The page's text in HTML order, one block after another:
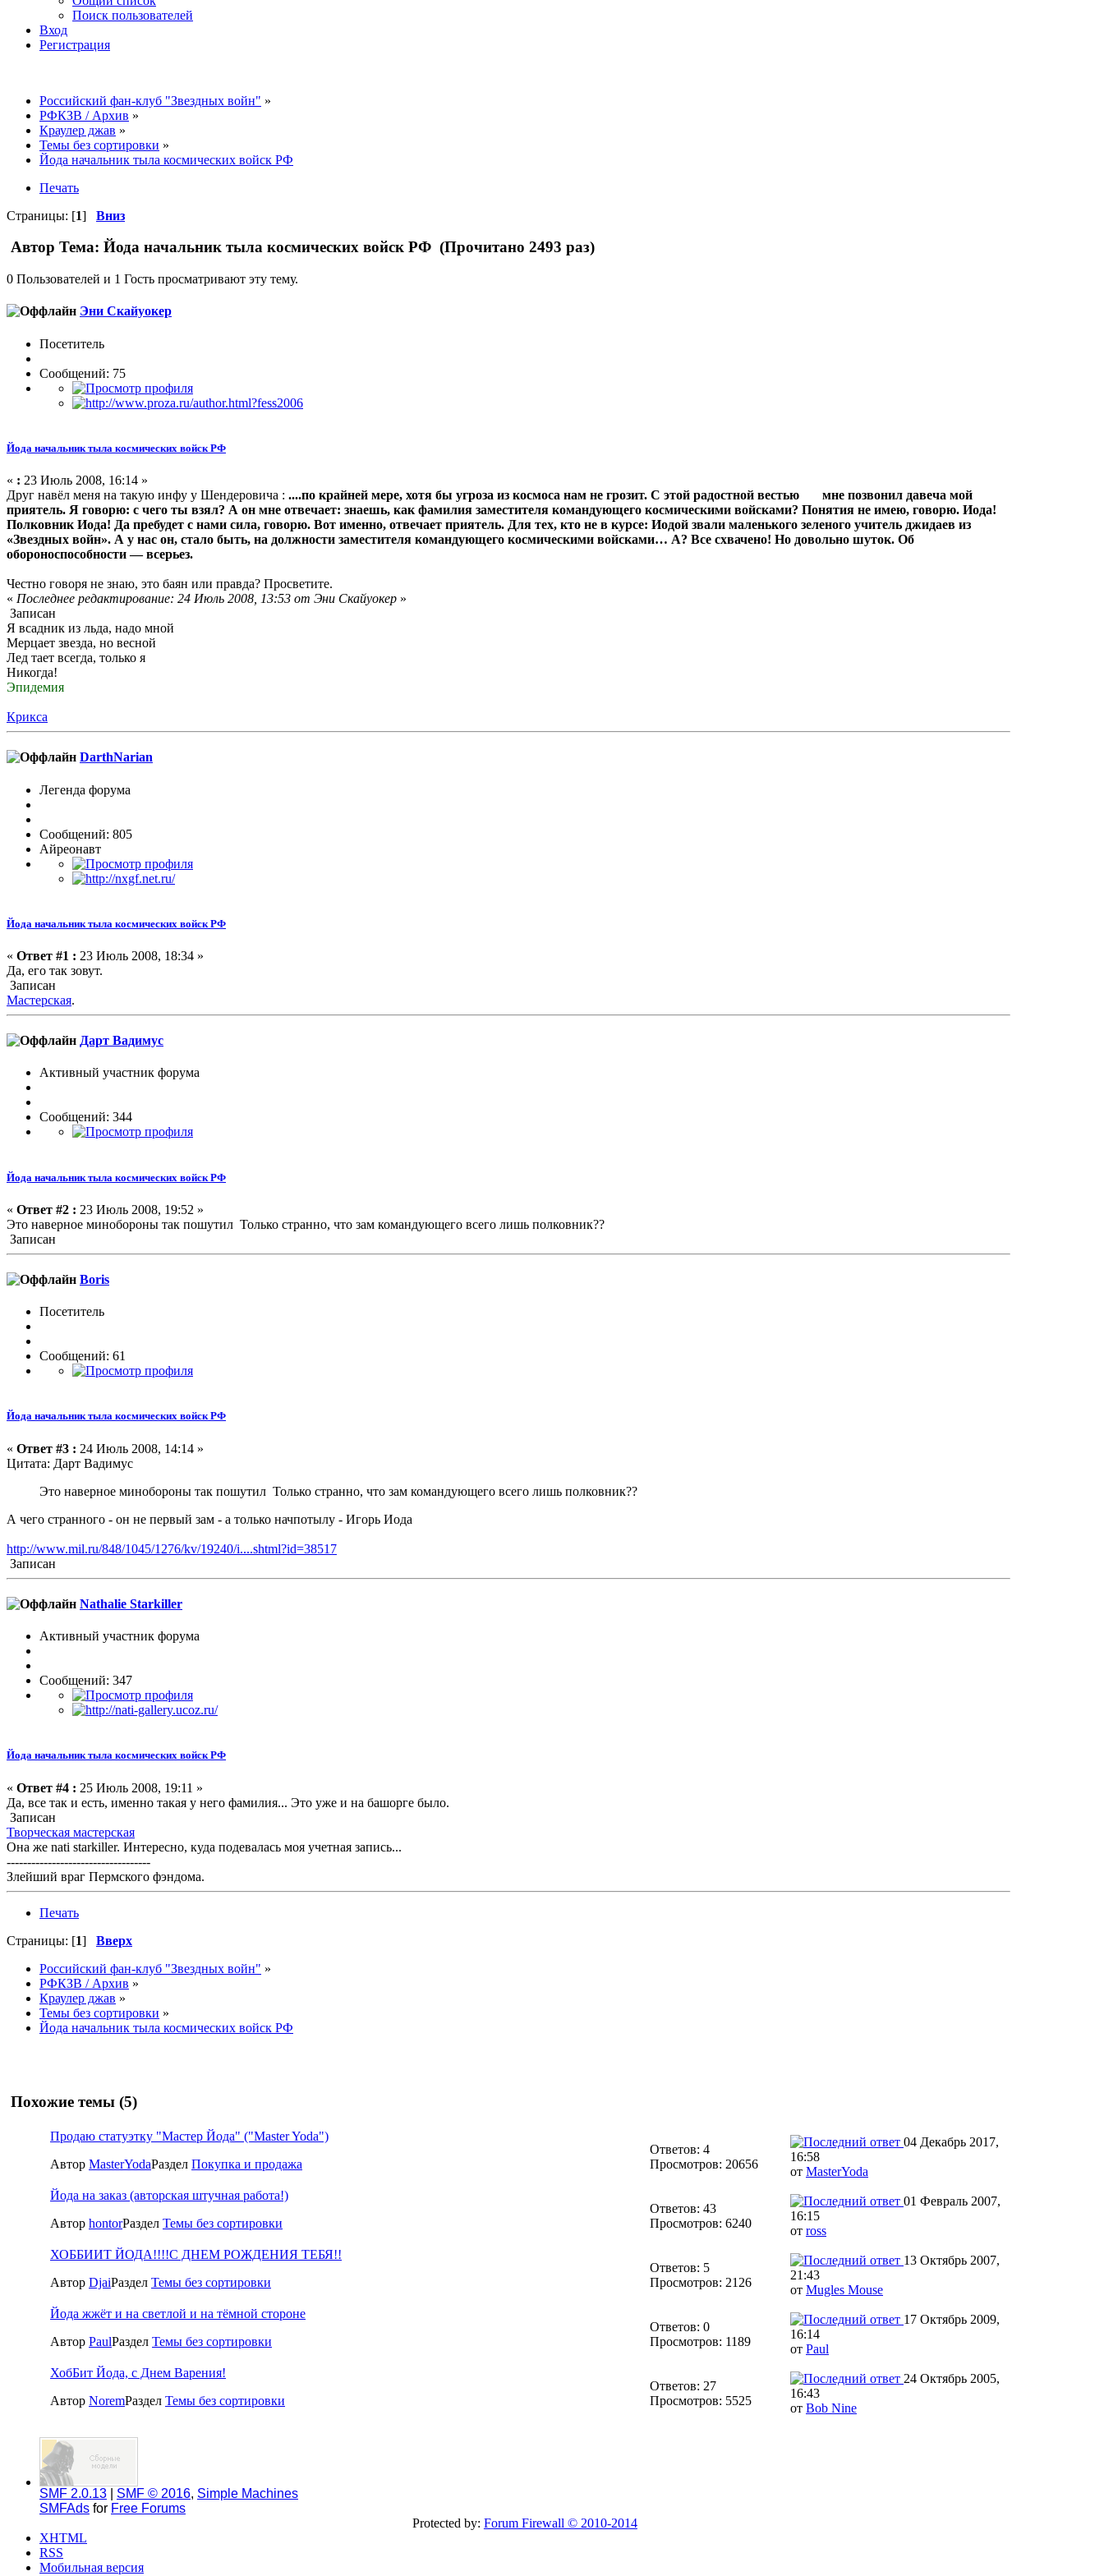
Поиск пользователей
Вход
Регистрация
Российский фан-клуб "Звездных войн" »
РФКЗВ / Архив »
Краулер джав »
Темы без сортировки »
Йода начальник тыла космических войск РФ
Печать
Страницы: [1] Вниз
Автор Тема: Йода начальник тыла космических войск РФ (Прочитано 2493 раз)
0 Пользователей и 1 Гость просматривают эту тему.
Эни Скайуокер
Посетитель
Сообщений: 75
Йода начальник тыла космических войск РФ
« : 23 Июль 2008, 16:14 »
Друг навёл меня на такую инфу у Шендеровича : ....по крайней мере, хотя бы угроза из космоса нам не грозит. С этой радостной вестью мне позвонил давеча мой
приятель. Я говорю: с чего ты взял? А он мне отвечает: знаешь, как фамилия заместителя командующего космическими войсками? Понятия не имею, говорю. Иода!
Полковник Иода! Да пребудет с нами сила, говорю. Вот именно, отвечает приятель. Для тех, кто не в курсе: Иодой звали маленького зеленого учитель джидаев из
«Звездных войн». А у нас он, стало быть, на должности заместителя командующего космическими войсками… А? Все схвачено! Но довольно шуток. Об
обороноспособности — всерьез.
Честно говоря не знаю, это баян или правда? Просветите.
« Последнее редактирование: 24 Июль 2008, 13:53 от Эни Скайуокер »
Записан
Я всадник из льда, надо мной
Мерцает звезда, но весной
Лед тает всегда, только я
Никогда!
Эпидемия
Крикса
DarthNarian
Легенда форума
Сообщений: 805
Айреонавт
Йода начальник тыла космических войск РФ
« Ответ #1 : 23 Июль 2008, 18:34 »
Да, его так зовут.
Записан
Мастерская.
Дарт Вадимус
Активный участник форума
Сообщений: 344
Йода начальник тыла космических войск РФ
« Ответ #2 : 23 Июль 2008, 19:52 »
Это наверное минобороны так пошутил Только странно, что зам командующего всего лишь полковник??
Записан
Boris
Посетитель
Сообщений: 61
Йода начальник тыла космических войск РФ
« Ответ #3 : 24 Июль 2008, 14:14 »
Цитата: Дарт Вадимус
Это наверное минобороны так пошутил Только странно, что зам командующего всего лишь полковник??
А чего странного - он не первый зам - а только начпотылу - Игорь Иода
http://www.mil.ru/848/1045/1276/kv/19240/i....shtml?id=38517
Записан
Nathalie Starkiller
Активный участник форума
Сообщений: 347
Йода начальник тыла космических войск РФ
« Ответ #4 : 25 Июль 2008, 19:11 »
Да, все так и есть, именно такая у него фамилия... Это уже и на башорге было.
Записан
Творческая мастерская
Она же nati starkiller. Интересно, куда подевалась моя учетная запись...
-----------------------------------
Злейший враг Пермского фэндома.
Печать
Страницы: [1] Вверх
Российский фан-клуб "Звездных войн" »
РФКЗВ / Архив »
Краулер джав »
Темы без сортировки »
Йода начальник тыла космических войск РФ
Похожие темы (5)
Продаю статуэтку "Мастер Йода" ("Master Yoda")
Автор MasterYodaРаздел Покупка и продажа
Ответов: 4
Просмотров: 20656
04 Декабрь 2017,
16:58
от MasterYoda
Йода на заказ (авторская штучная работа!)
Автор hontorРаздел Темы без сортировки
Ответов: 43
Просмотров: 6240
01 Февраль 2007,
16:15
от ross
ХОББИИТ ЙОДА!!!!С ДНЕМ РОЖДЕНИЯ ТЕБЯ!!
Автор DjaiРаздел Темы без сортировки
Ответов: 5
Просмотров: 2126
13 Октябрь 2007,
21:43
от Mugles Mouse
Йода жжёт и на светлой и на тёмной стороне
Автор PaulРаздел Темы без сортировки
Ответов: 0
Просмотров: 1189
17 Октябрь 2009,
16:14
от Paul
ХобБит Йода, с Днем Варения!
Автор NoremРаздел Темы без сортировки
Ответов: 27
Просмотров: 5525
24 Октябрь 2005,
16:43
от Bob Nine
SMF 2.0.13 SMF © 2016, Simple Machines
SMFAds for Free Forums
Protected by: Forum Firewall © 2010-2014
XHTML
RSS
Мобильная версия